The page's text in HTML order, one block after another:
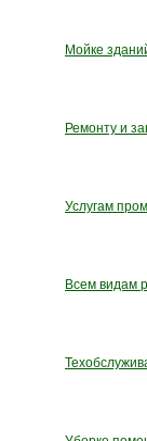
Мойке
Ремонту и
Услугам
Всем видам